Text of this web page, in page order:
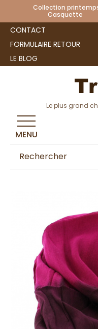
Collection
CONTACT
FORMULAIRE RETOUR
LE BLOG
Le plus grand
MENU